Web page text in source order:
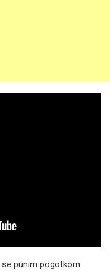
punim pogotkom.